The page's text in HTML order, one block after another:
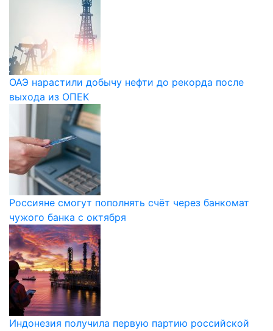
ОАЭ нарастили добычу нефти до рекорда после
выхода из ОПЕК
Россияне смогут пополнять счёт через банкомат
чужого банка с октября
Индонезия получила первую партию российской